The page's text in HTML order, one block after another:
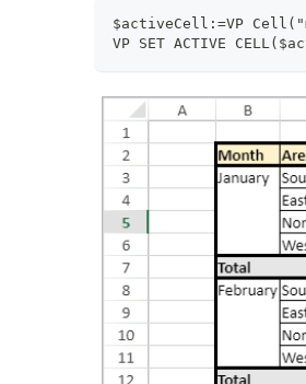
$activeCell:=VP
VP SET ACTIVE